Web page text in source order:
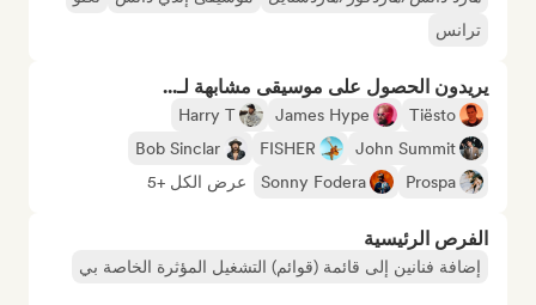
ترانس
يريدون الحصول على موسيقى مشابهة لـ...
Tiësto
James Hype
Harry T
John Summit
FISHER
Bob Sinclar
Prospa
Sonny Fodera عرض الكل +5
الفرص الرئيسية
إضافة فنانين إلى قائمة (قوائم) التشغيل المؤثرة الخاصة بي